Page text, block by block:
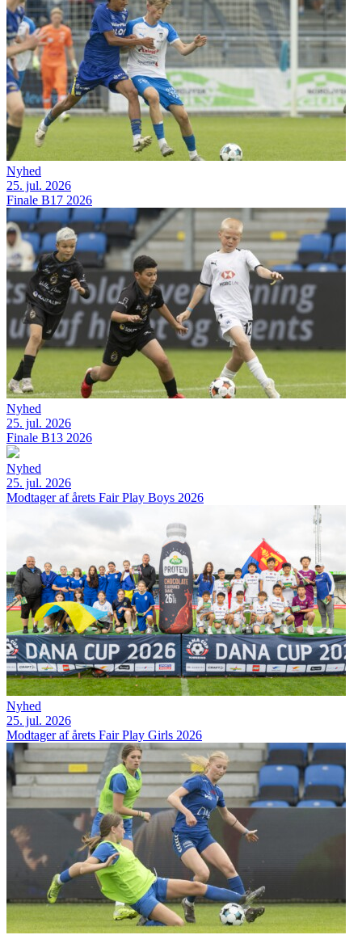
Nyhed
25. jul. 2026
Finale B17 2026
Nyhed
25. jul. 2026
Finale B13 2026
Nyhed
25. jul. 2026
Modtager af årets Fair Play Boys 2026
Nyhed
25. jul. 2026
Modtager af årets Fair Play Girls 2026